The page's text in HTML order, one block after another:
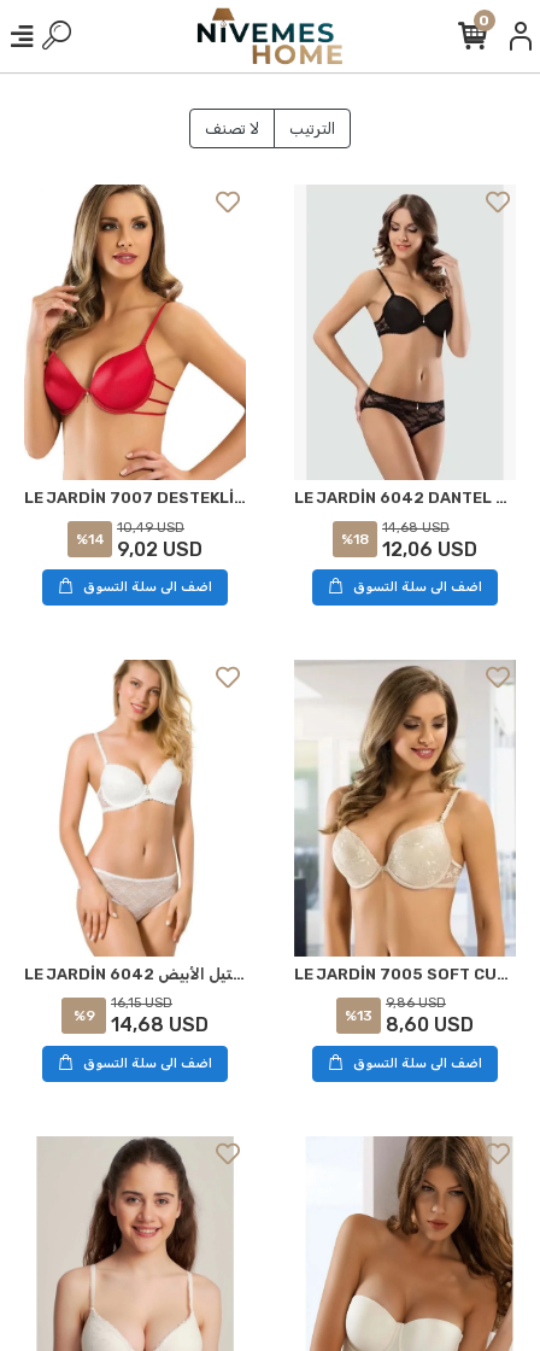
0
لا تصنف الترتيب
LE JARDİN 7007 DESTEKLİ DOLGULU BİYELİ ARKASI DEKOLTELİ SÜTYEN KIRMIZI
%14
10,49 USD
9,02 USD
اضف الى سلة التسوق
LE JARDİN 6042 DANTEL KAPLI SÜTYEN TAKIMI SİYAH
%18
14,68 USD
12,06 USD
اضف الى سلة التسوق
LE JARDİN 6042 سروال دانتيل الأبيض
%9
16,15 USD
14,68 USD
اضف الى سلة التسوق
LE JARDİN 7005 SOFT CUP سوتين أسود
%13
9,86 USD
8,60 USD
اضف الى سلة التسوق